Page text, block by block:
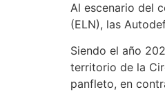
Al escenario del
(ELN), las
Siendo el año
territorio de la
panfleto, en